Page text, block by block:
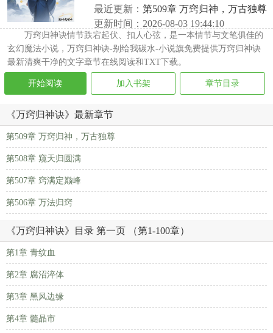
最近更新： 第509章 万窍归神，万古独尊
更新时间：2026-08-03 19:44:10
万窍归神诀情节跌宕起伏、扣人心弦，是一本情节与文笔俱佳的
玄幻魔法小说，万窍归神诀-别给我碳水-小说旗免费提供万窍归神诀
最新清爽干净的文字章节在线阅读和TXT下载。
开始阅读 加入书架 章节目录
《万窍归神诀》最新章节
第509章 万窍归神，万古独尊
第508章 窥天归圆满
第507章 窍满定巅峰
第506章 万法归窍
《万窍归神诀》目录 第一页 （第1-100章）
第1章 青纹血
第2章 腐沼淬体
第3章 黑风边缘
第4章 髓晶市